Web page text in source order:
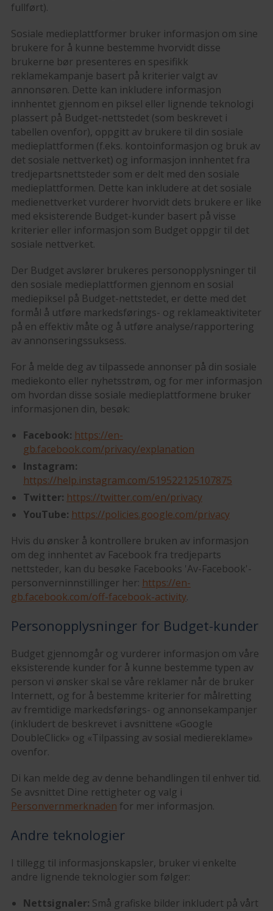
fullført).
Sosiale medieplattformer bruker informasjon om sine
brukere for å kunne bestemme hvorvidt disse
brukerne bør presenteres en spesifikk
reklamekampanje basert på kriterier valgt av
annonsøren. Dette kan inkludere informasjon
innhentet gjennom en piksel eller lignende teknologi
plassert på Budget-nettstedet (som beskrevet i
tabellen ovenfor), oppgitt av brukere til din sosiale
medieplattformen (f.eks. kontoinformasjon og bruk av
det sosiale nettverket) og informasjon innhentet fra
tredjepartsnettsteder som er delt med den sosiale
medieplattformen. Dette kan inkludere at det sosiale
medienettverket vurderer hvorvidt dets brukere er like
med eksisterende Budget-kunder basert på visse
kriterier eller informasjon som Budget oppgir til det
sosiale nettverket.
Der Budget avslører brukeres personopplysninger til
den sosiale medieplattformen gjennom en sosial
mediepiksel på Budget-nettstedet, er dette med det
formål å utføre markedsførings- og reklameaktiviteter
på en effektiv måte og å utføre analyse/rapportering
av annonseringssuksess.
For å melde deg av tilpassede annonser på din sosiale
mediekonto eller nyhetsstrøm, og for mer informasjon
om hvordan disse sosiale medieplattformene bruker
informasjonen din, besøk:
Facebook: https://en-
gb.facebook.com/privacy/explanation
Instagram:
https://help.instagram.com/519522125107875
Twitter: https://twitter.com/en/privacy
YouTube: https://policies.google.com/privacy
Hvis du ønsker å kontrollere bruken av informasjon
om deg innhentet av Facebook fra tredjeparts
nettsteder, kan du besøke Facebooks 'Av-Facebook'-
personverninnstillinger her: https://en-
gb.facebook.com/off-facebook-activity.
Personopplysninger for Budget-kunder
Budget gjennomgår og vurderer informasjon om våre
eksisterende kunder for å kunne bestemme typen av
person vi ønsker skal se våre reklamer når de bruker
Internett, og for å bestemme kriterier for målretting
av fremtidige markedsførings- og annonsekampanjer
(inkludert de beskrevet i avsnittene «Google
DoubleClick» og «Tilpassing av sosial mediereklame»
ovenfor.
Di kan melde deg av denne behandlingen til enhver tid.
Se avsnittet Dine rettigheter og valg i
Personvernmerknaden for mer informasjon.
Andre teknologier
I tillegg til informasjonskapsler, bruker vi enkelte
andre lignende teknologier som følger:
Nettsignaler: Små grafiske bilder inkludert på vårt